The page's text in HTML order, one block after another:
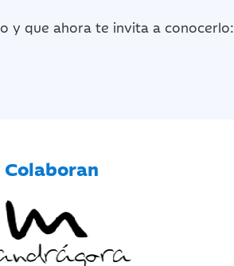
y que ahora te invita a conocerlo:
Colaboran